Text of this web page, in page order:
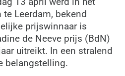
Leerdam, bekend
prijswinnaar is
de Neeve prijs (BdN)
uitreikt. In een stralend
belangstelling.